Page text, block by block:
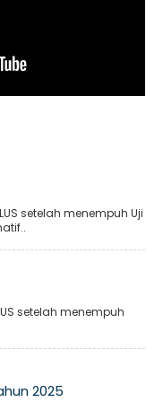
setelah menempuh Uji
setelah menempuh
2025